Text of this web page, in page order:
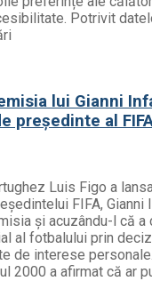
Potrivit
lui Gianni
președinte al
Luis Figo a
FIFA, Gianni
și acuzându-l că a
al fotbalului prin
de interese
2000 a afirmat că ar